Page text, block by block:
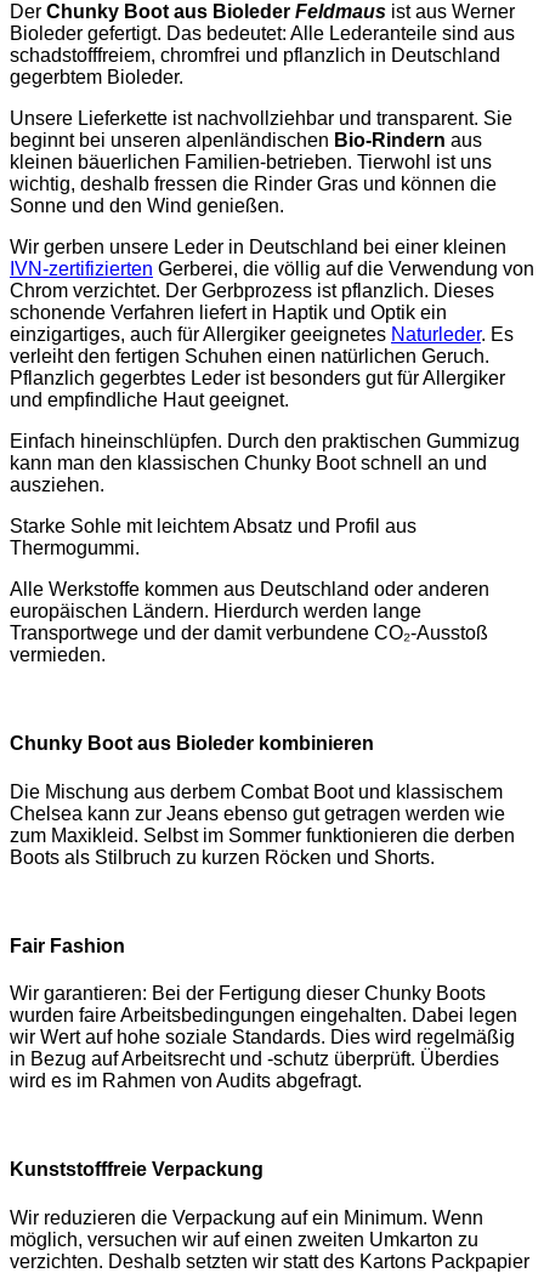
Der Chunky Boot aus Bioleder Feldmaus ist aus Werner
Bioleder gefertigt. Das bedeutet: Alle Lederanteile sind aus
schadstofffreiem, chromfrei und pflanzlich in Deutschland
gegerbtem Bioleder.
Unsere Lieferkette ist nachvollziehbar und transparent. Sie
beginnt bei unseren alpenländischen Bio-Rindern aus
kleinen bäuerlichen Familien-betrieben. Tierwohl ist uns
wichtig, deshalb fressen die Rinder Gras und können die
Sonne und den Wind genießen.
Wir gerben unsere Leder in Deutschland bei einer kleinen
IVN-zertifizierten Gerberei, die völlig auf die Verwendung von
Chrom verzichtet. Der Gerbprozess ist pflanzlich. Dieses
schonende Verfahren liefert in Haptik und Optik ein
einzigartiges, auch für Allergiker geeignetes Naturleder. Es
verleiht den fertigen Schuhen einen natürlichen Geruch.
Pflanzlich gegerbtes Leder ist besonders gut für Allergiker
und empfindliche Haut geeignet.
Einfach hineinschlüpfen. Durch den praktischen Gummizug
kann man den klassischen Chunky Boot schnell an und
ausziehen.
Starke Sohle mit leichtem Absatz und Profil aus
Thermogummi.
Alle Werkstoffe kommen aus Deutschland oder anderen
europäischen Ländern. Hierdurch werden lange
Transportwege und der damit verbundene CO₂-Ausstoß
vermieden.
Chunky Boot aus Bioleder kombinieren
Die Mischung aus derbem Combat Boot und klassischem
Chelsea kann zur Jeans ebenso gut getragen werden wie
zum Maxikleid. Selbst im Sommer funktionieren die derben
Boots als Stilbruch zu kurzen Röcken und Shorts.
Fair Fashion
Wir garantieren: Bei der Fertigung dieser Chunky Boots
wurden faire Arbeitsbedingungen eingehalten. Dabei legen
wir Wert auf hohe soziale Standards. Dies wird regelmäßig
in Bezug auf Arbeitsrecht und -schutz überprüft. Überdies
wird es im Rahmen von Audits abgefragt.
Kunststofffreie Verpackung
Wir reduzieren die Verpackung auf ein Minimum. Wenn
möglich, versuchen wir auf einen zweiten Umkarton zu
verzichten. Deshalb setzten wir statt des Kartons Packpapier